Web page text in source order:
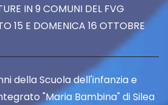
IN 9 COMUNI DEL FVG
15 E DOMENICA 16 OTTOBRE
della Scuola dell'infanzia e
"Maria Bambina" di Silea